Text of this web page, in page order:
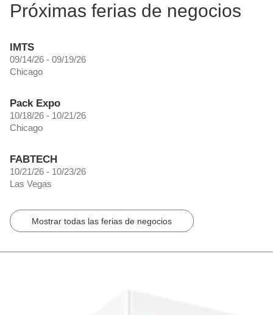
Próximas ferias de negocios
IMTS
09/14/26 - 09/19/26
Chicago
Pack Expo
10/18/26 - 10/21/26
Chicago
FABTECH
10/21/26 - 10/23/26
Las Vegas
Mostrar todas las ferias de negocios